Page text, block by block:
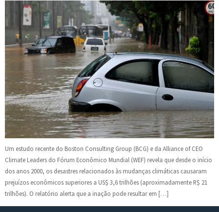
Um estudo recente do Boston Consulting Group (BCG) e da Alliance of CEO
Climate Leaders do Fórum Econômico Mundial (WEF) revela que desde o início
dos anos 2000, os desastres relacionados às mudanças climáticas causaram
prejuízos econômicos superiores a US$ 3,6 trilhões (aproximadamente R$ 21
trilhões). O relatório alerta que a inação pode resultar em […]